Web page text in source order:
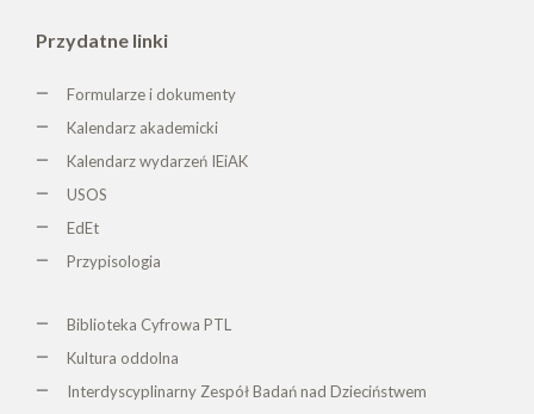
Przydatne linki
Formularze i dokumenty
Kalendarz akademicki
Kalendarz wydarzeń IEiAK
USOS
EdEt
Przypisologia
Biblioteka Cyfrowa PTL
Kultura oddolna
Interdyscyplinarny Zespół Badań nad Dzieciństwem